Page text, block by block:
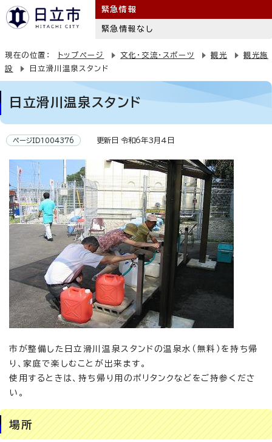
緊急情報
緊急情報なし
現在の位置： トップページ 文化・交流・スポーツ 観光
観光施
設
日立滑川温泉スタンド
日立滑川温泉スタンド
ページID1004376 更新日 令和6年3月4日
市が整備した日立滑川温泉スタンドの温泉水（無料）を持ち帰
り、家庭で楽しむことが出来ます。
使用するときは、持ち帰り用のポリタンクなどをご持参くださ
い。
場所